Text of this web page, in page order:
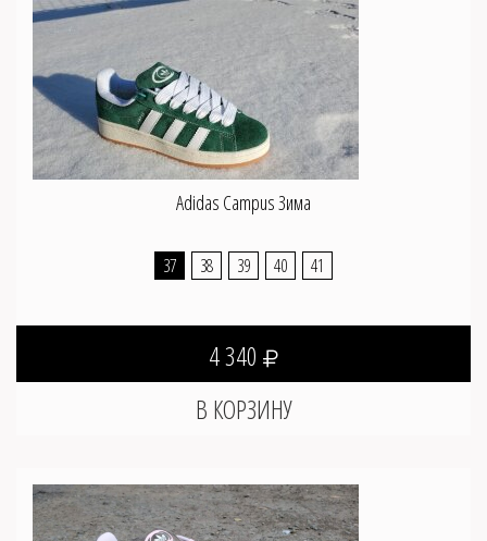
Adidas Campus Зима
37 38 39 40 41
4 340